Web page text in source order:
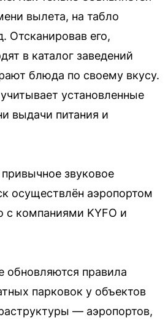
вылета, на табло
Отсканировав его,
в каталог заведений
блюда по своему вкусу.
установленные
выдачи питания и
звуковое
осуществлён аэропортом
с компаниями KYFO и
обновляются правила
парковок у объектов
— аэропортов,